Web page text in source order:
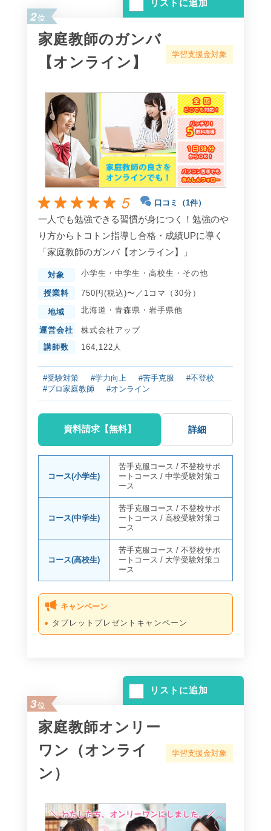
リストに追加
2位
家庭教師のガンバ
【オンライン】
学習支援金対象
5 口コミ（1件）
一人でも勉強できる習慣が身につく！勉強のや
り方からトコトン指導し合格・成績UPに導く
「家庭教師のガンバ【オンライン】」
対象 小学生 ・ 中学生 ・ 高校生 ・ その他
授業料 750円(税込)〜／1コマ（30分）
地域 北海道 ・ 青森県 ・ 岩手県他
運営会社
株式会社アップ
講師数
164,122人
#受験対策 #学力向上 #苦手克服
#不登校
#プロ家庭教師
#オンライン
資料請求【無料】 詳細
コース(小学生)
苦手克服コース /不登校サポ
ートコース /中学受験対策コ
ース
コース(中学生)
苦手克服コース /不登校サポ
ートコース /高校受験対策コ
ース
コース(高校生)
苦手克服コース /不登校サポ
ートコース /大学受験対策コ
ース
キャンペーン
タブレットプレゼントキャンペーン
リストに追加
3位
家庭教師オンリー
ワン（オンライ
ン）
学習支援金対象